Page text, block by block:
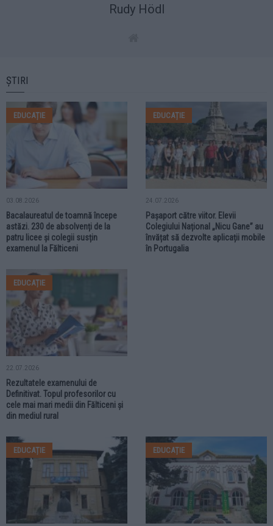
Rudy Hödl
ȘTIRI
EDUCAȚIE
03.08.2026
Bacalaureatul de toamnă începe
astăzi. 230 de absolvenți de la
patru licee și colegii susțin
examenul la Fălticeni
EDUCAȚIE
24.07.2026
Pașaport către viitor. Elevii
Colegiului Național „Nicu Gane” au
învățat să dezvolte aplicații mobile
în Portugalia
EDUCAȚIE
22.07.2026
Rezultatele examenului de
Definitivat. Topul profesorilor cu
cele mai mari medii din Fălticeni și
din mediul rural
EDUCAȚIE EDUCAȚIE